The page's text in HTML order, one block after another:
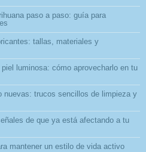
paso a paso: guía para
tallas, materiales y
luminosa: cómo aprovecharlo en tu
nuevas: trucos sencillos de limpieza y
de que ya está afectando a tu
mantener un estilo de vida activo